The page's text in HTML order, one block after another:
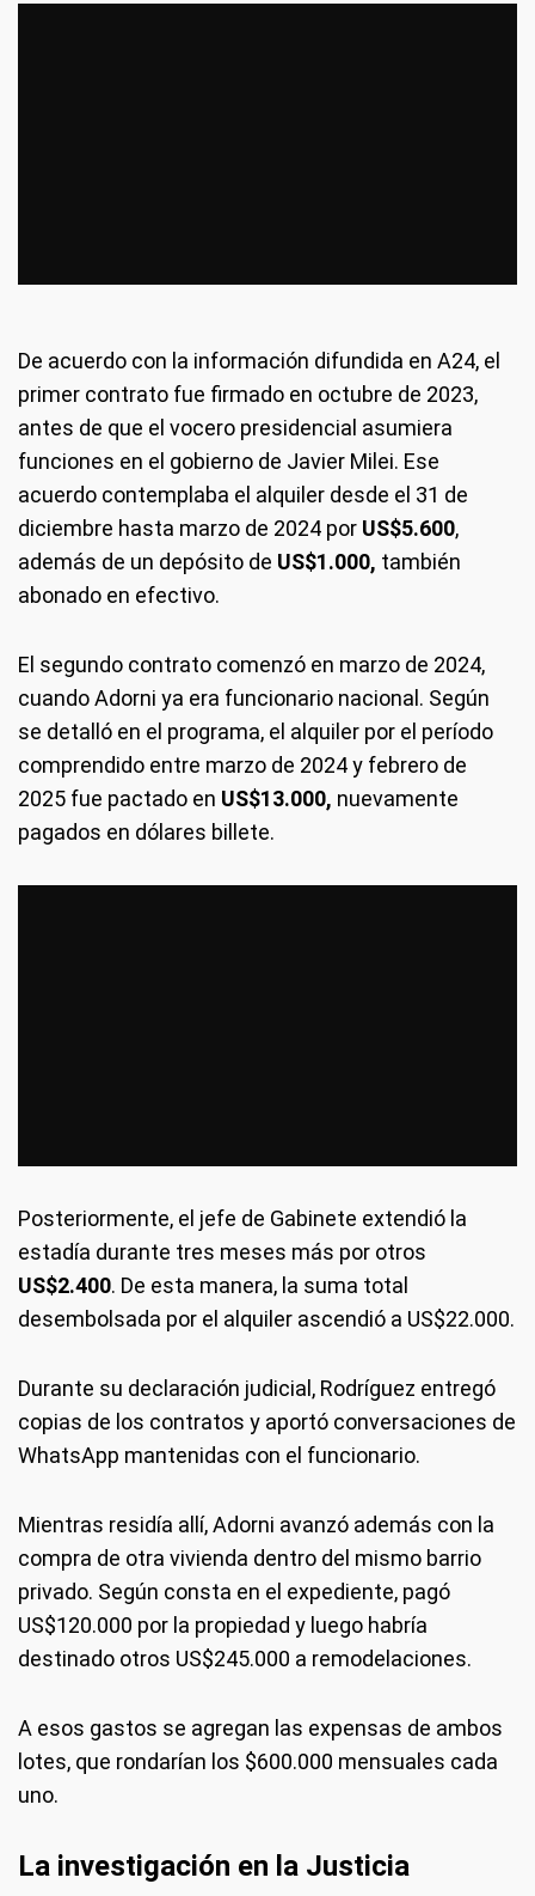
De acuerdo con la información difundida en A24, el
primer contrato fue firmado en octubre de 2023,
antes de que el vocero presidencial asumiera
funciones en el gobierno de Javier Milei. Ese
acuerdo contemplaba el alquiler desde el 31 de
diciembre hasta marzo de 2024 por US$5.600,
además de un depósito de US$1.000, también
abonado en efectivo.
El segundo contrato comenzó en marzo de 2024,
cuando Adorni ya era funcionario nacional. Según
se detalló en el programa, el alquiler por el período
comprendido entre marzo de 2024 y febrero de
2025 fue pactado en US$13.000, nuevamente
pagados en dólares billete.
Posteriormente, el jefe de Gabinete extendió la
estadía durante tres meses más por otros
US$2.400. De esta manera, la suma total
desembolsada por el alquiler ascendió a US$22.000.
Durante su declaración judicial, Rodríguez entregó
copias de los contratos y aportó conversaciones de
WhatsApp mantenidas con el funcionario.
Mientras residía allí, Adorni avanzó además con la
compra de otra vivienda dentro del mismo barrio
privado. Según consta en el expediente, pagó
US$120.000 por la propiedad y luego habría
destinado otros US$245.000 a remodelaciones.
A esos gastos se agregan las expensas de ambos
lotes, que rondarían los $600.000 mensuales cada
uno.
La investigación en la Justicia